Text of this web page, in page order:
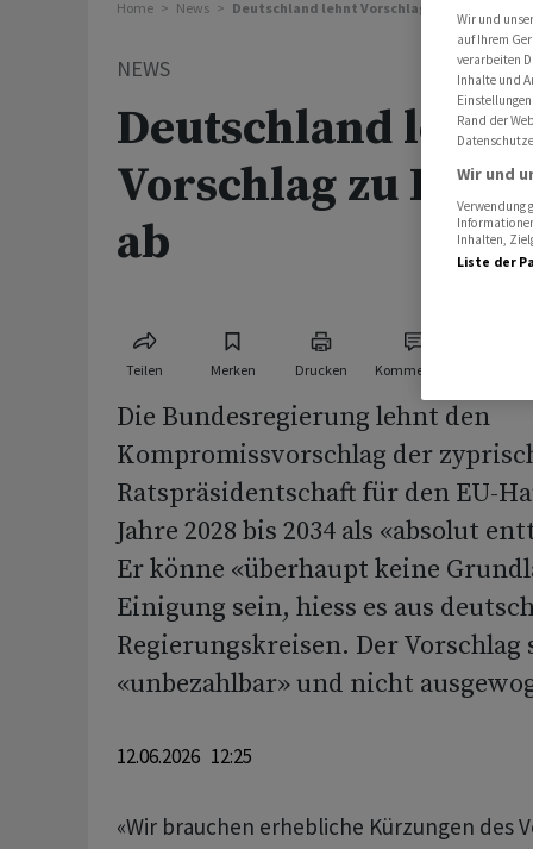
Home News Deutschland lehnt Vorschlag zu EU-Haushalt
NEWS
Deutschland lehnt
Vorschlag zu EU-
ab
Teilen Merken Drucken Kommentare
Die Bundesregierung lehnt den
Kompromissvorschlag der
Ratspräsidentschaft für den EU-
Jahre 2028 bis 2034 als «absolut
Er könne «überhaupt keine
Einigung sein, hiess es aus
Regierungskreisen. Der Vorschlag
«unbezahlbar» und nicht
12.06.2026 12:25
«Wir brauchen erhebliche Kürzungen des
Wir und
auf Ihrem
verarbeiten
Inhalte und
Rand der
Wir und
Verwendung
Inhalten,
Liste der